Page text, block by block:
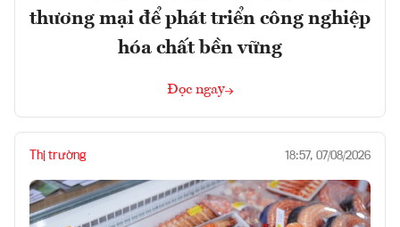
thương mại để phát triển công nghiệp
hóa chất bền vững
Đọc ngay
Thị trường 18:57, 07/08/2026